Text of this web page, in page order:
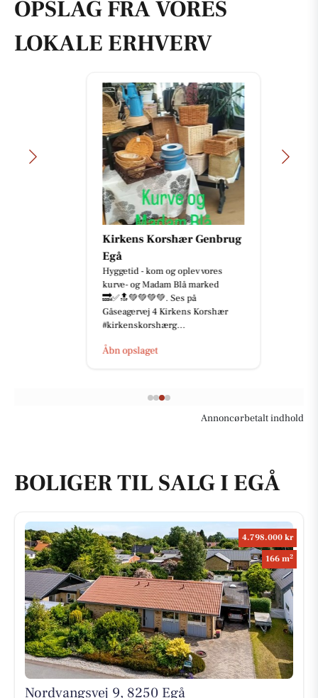
OPSLAG FRA VORES
LOKALE ERHVERV
Kirkens Korshær Genbrug
Egå
Hyggetid - kom og oplev vores
kurve- og Madam Blå marked
🔜✅🔝💚💚💚💚. Ses på
Gåseagervej 4 Kirkens Korshær
#kirkenskorshærg...
Åbn opslaget
Annoncørbetalt indhold
BOLIGER TIL SALG I EGÅ
4.798.000 kr
166 m2
Nordvangsvej 9, 8250 Egå